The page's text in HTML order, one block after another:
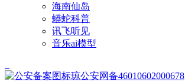
海南仙岛
蟒蛇科普
讯飞听见
音乐ai模型
琼公安网备46010602000678